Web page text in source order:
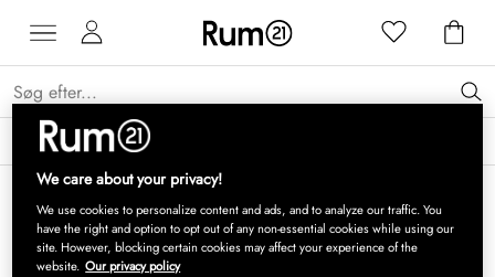
Få 15 % på Grythyttan Stålmöbler* →
We care about your privacy!
We use cookies to personalize content and ads, and to analyze our traffic. You
have the right and option to opt out of any non-essential cookies while using our
site. However, blocking certain cookies may affect your experience of the
website. Our privacy policy